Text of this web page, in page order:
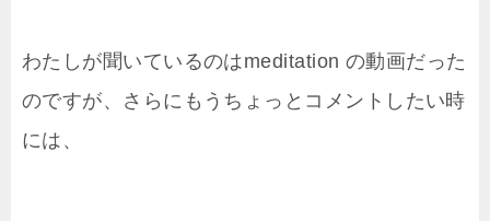
わたしが聞いているのはmeditation の動画だった
のですが、さらにもうちょっとコメントしたい時
には、